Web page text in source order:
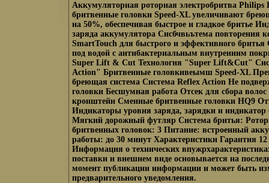
Аккумуляторная роторная электробритва Philips
бритвенные головки Speed-XL увеличивают
на 50%, обеспечивая быстрое и гладкое бритье
заряда аккумулятора Сисбчвьътема повторения
SmartTouch для быстрого и эффективного бритья
под водой с антибактериальным внутренним
Super Lift & Cut Технология "Super Lift&Cut"
Action" Бритвенные головкивеымш Speed-XL
бреющая система Система Reflex Action Не
головки Бесшумная работа Отсек для сбора
кронштейн Сменные бритвенные головки HQ9
Индикаторы уровня заряда, зарядки и индикатор
Мягкий дорожный футляр Система бритья:
бритвенных головок: 3 Питание: встроенный
работы: до 30 минут Характеристики Гарантия 12
Информация о технических
поставки и внешнем виде основывается на
момент публикации информации и может быть
предварительного уведомления.